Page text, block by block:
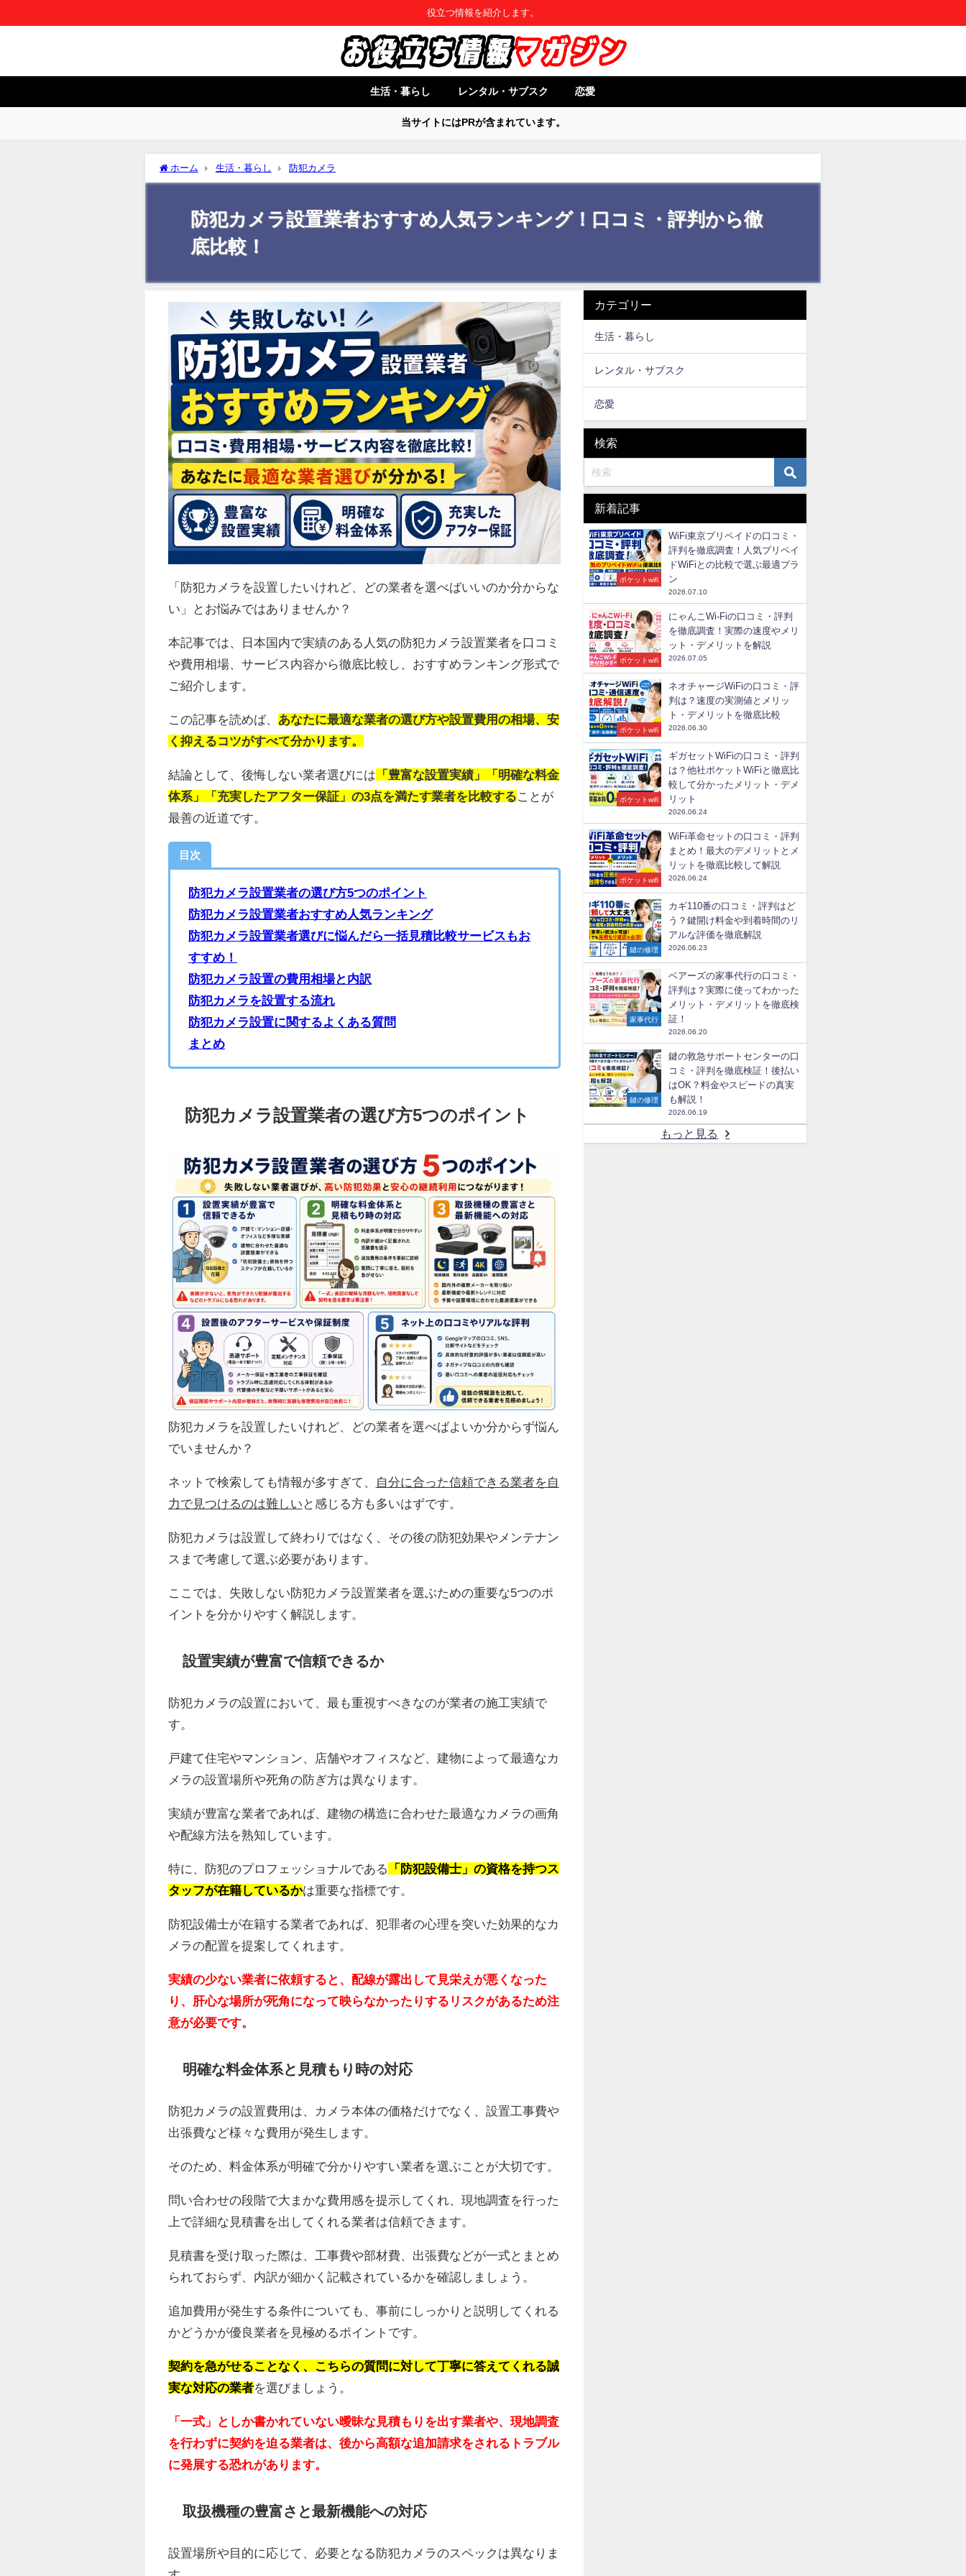
役立つ情報を紹介します。
生活・暮らし レンタル・サブスク 恋愛
当サイトにはPRが含まれています。
ホーム 生活・暮らし 防犯カメラ
防犯カメラ設置業者おすすめ人気ランキング！口コミ・評判から徹
底比較！
「防犯カメラを設置したいけれど、どの業者を選べばいいのか分からな
い」とお悩みではありませんか？
本記事では、日本国内で実績のある人気の防犯カメラ設置業者を口コミ
や費用相場、サービス内容から徹底比較し、おすすめランキング形式で
ご紹介します。
この記事を読めば、 あなたに最適な業者の選び方や設置費用の相場、安
く抑えるコツがすべて分かります。
結論として、後悔しない業者選びには 「豊富な設置実績」「明確な料金
体系」「充実したアフター保証」の3点を満たす業者を比較する ことが
最善の近道です。
目次
防犯カメラ設置業者の選び方5つのポイント
防犯カメラ設置業者おすすめ人気ランキング
防犯カメラ設置業者選びに悩んだら一括見積比較サービスもお
すすめ！
防犯カメラ設置の費用相場と内訳
防犯カメラを設置する流れ
防犯カメラ設置に関するよくある質問
まとめ
防犯カメラ設置業者の選び方5つのポイント
防犯カメラを設置したいけれど、どの業者を選べばよいか分からず悩ん
でいませんか？
ネットで検索しても情報が多すぎて、
自分に合った信頼できる業者を自
力で見つけるのは難しい と感じる方も多いはずです。
防犯カメラは設置して終わりではなく、その後の防犯効果やメンテナン
スまで考慮して選ぶ必要があります。
ここでは、失敗しない防犯カメラ設置業者を選ぶための重要な5つのポ
イントを分かりやすく解説します。
設置実績が豊富で信頼できるか
防犯カメラの設置において、最も重視すべきなのが業者の施工実績で
す。
戸建て住宅やマンション、店舗やオフィスなど、建物によって最適なカ
メラの設置場所や死角の防ぎ方は異なります。
実績が豊富な業者であれば、建物の構造に合わせた最適なカメラの画角
や配線方法を熟知しています。
特に、防犯のプロフェッショナルである 「防犯設備士」の資格を持つス
タッフが在籍しているかは重要な指標です。
防犯設備士が在籍する業者であれば、犯罪者の心理を突いた効果的なカ
メラの配置を提案してくれます。
実績の少ない業者に依頼すると、配線が露出して見栄えが悪くなった
り、肝心な場所が死角になって映らなかったりするリスクがあるため注
意が必要です。
明確な料金体系と見積もり時の対応
防犯カメラの設置費用は、カメラ本体の価格だけでなく、設置工事費や
出張費など様々な費用が発生します。
そのため、料金体系が明確で分かりやすい業者を選ぶことが大切です。
問い合わせの段階で大まかな費用感を提示してくれ、現地調査を行った
上で詳細な見積書を出してくれる業者は信頼できます。
見積書を受け取った際は、工事費や部材費、出張費などが一式とまとめ
られておらず、内訳が細かく記載されているかを確認しましょう。
追加費用が発生する条件についても、事前にしっかりと説明してくれる
かどうかが優良業者を見極めるポイントです。
契約を急がせることなく、こちらの質問に対して丁寧に答えてくれる誠
実な対応の業者を選びましょう。
「一式」としか書かれていない曖昧な見積もりを出す業者や、現地調査
を行わずに契約を迫る業者は、後から高額な追加請求をされるトラブル
に発展する恐れがあります。
取扱機種の豊富さと最新機能への対応
設置場所や目的に応じて、必要となる防犯カメラのスペックは異なりま
カテゴリー
生活・暮らし
レンタル・サブスク
恋愛
検索
新着記事
ポケットwifi
WiFi東京プリペイドの口コミ・
評判を徹底調査！人気プリペイ
ドWiFiとの比較で選ぶ最適プラ
ン
2026.07.10
ポケットwifi
にゃんこWi-Fiの口コミ・評判
を徹底調査！実際の速度やメリ
ット・デメリットを解説
2026.07.05
ポケットwifi
ネオチャージWiFiの口コミ・評
判は？速度の実測値とメリッ
ト・デメリットを徹底比較
2026.06.30
ポケットwifi
ギガセットWiFiの口コミ・評判
は？他社ポケットWiFiと徹底比
較して分かったメリット・デメ
リット
2026.06.24
ポケットwifi
WiFi革命セットの口コミ・評判
まとめ！最大のデメリットとメ
リットを徹底比較して解説
2026.06.24
鍵の修理
カギ110番の口コミ・評判はど
う？鍵開け料金や到着時間のリ
アルな評価を徹底解説
2026.06.23
家事代行
ベアーズの家事代行の口コミ・
評判は？実際に使ってわかった
メリット・デメリットを徹底検
証！
2026.06.20
鍵の修理
鍵の救急サポートセンターの口
コミ・評判を徹底検証！後払い
はOK？料金やスピードの真実
も解説！
2026.06.19
もっと見る